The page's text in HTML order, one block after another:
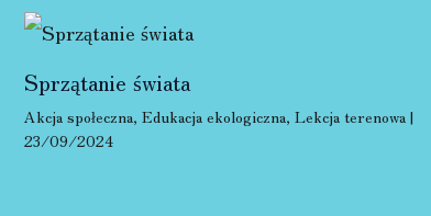
Sprzątanie świata
Akcja społeczna,Edukacja ekologiczna,Lekcja terenowa |
23/09/2024